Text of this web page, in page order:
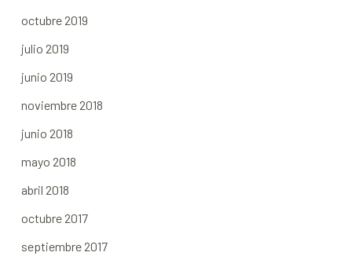
octubre 2019
julio 2019
junio 2019
noviembre 2018
junio 2018
mayo 2018
abril 2018
octubre 2017
septiembre 2017